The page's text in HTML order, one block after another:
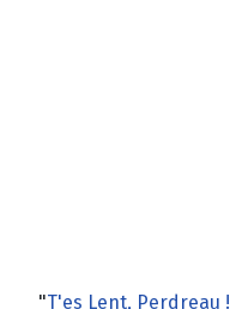
"T'es Lent, Perdreau !